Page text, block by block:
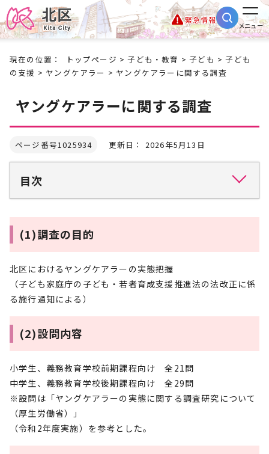
緊急情報
メニュー
現在の位置： トップページ >子ども・教育 >子ども >子ども
の支援 > ヤングケアラー > ヤングケアラーに関する調査
ヤングケアラーに関する調査
ページ番号1025934 更新日： 2026年5月13日
目次
(1)調査の目的
北区におけるヤングケアラーの実態把握
（子ども家庭庁の子ども・若者育成支援推進法の法改正に係
る施行通知による）
(2)設問内容
小学生、義務教育学校前期課程向け 全21問
中学生、義務教育学校後期課程向け 全29問
※設問は「ヤングケアラーの実態に関する調査研究について
（厚生労働省）」
（令和2年度実施）を参考とした。